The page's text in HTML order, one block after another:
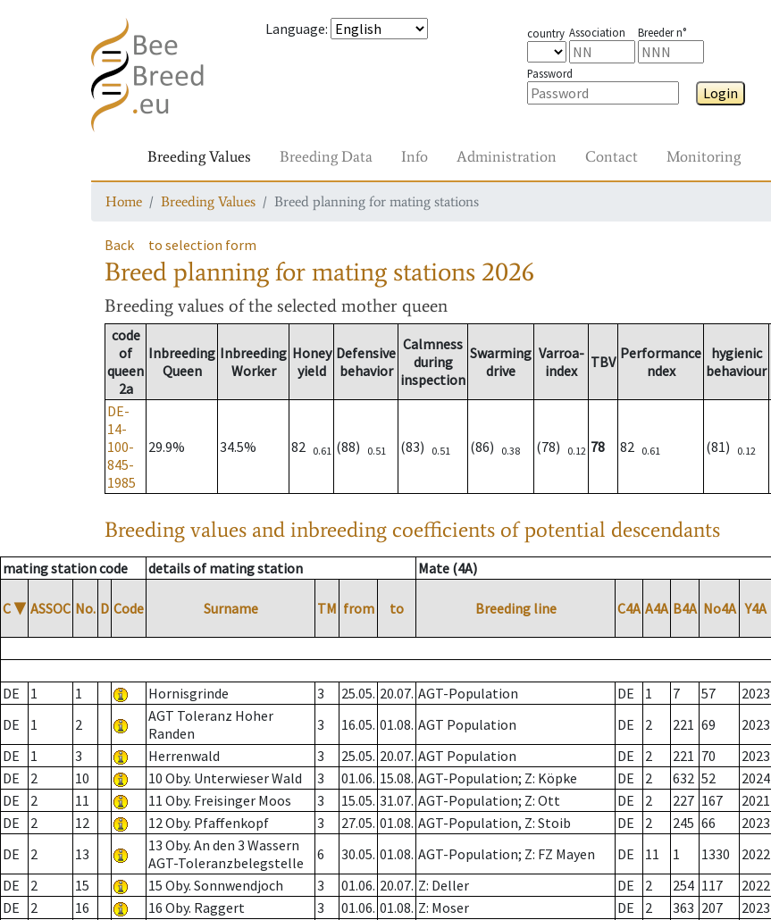
Language: country Association Breeder n°
Password
Login
Breeding Values Breeding Data Info Administration Contact Monitoring
Home Breeding Values Breed planning for mating stations
Back to selection form
Breed planning for mating stations 2026
Breeding values of the selected mother queen
code
of
queen
2a
Inbreeding
Queen
Inbreeding
Worker
Honey
yield
Defensive
behavior
Calmness
during
inspection
Swarming
drive
Varroa-
index
TBV Performance
ndex
hygienic
behaviour
DE-
14-
100-
845-
1985
29.9% 34.5% 82 0.61 (88) 0.51 (83) 0.51 (86) 0.38 (78) 0.12 78 82 0.61 (81) 0.12
Breeding values and inbreeding coefficients of potential descendants
mating station code details of mating station Mate (4A)
C ▼ ASSOC No. D Code Surname TM from to Breeding line C4A A4A B4A No4A Y4A
DE
1 1 Hornisgrinde 3 25.05. 20.07. AGT-Population DE 1 7 57 2023
DE
1 2
AGT Toleranz Hoher
Randen
3 16.05. 01.08. AGT Population DE 2 221 69 2023
DE
1 3 Herrenwald 3 25.05. 20.07. AGT Population DE 2 221 70 2023
DE
2 10 10 Oby. Unterwieser Wald 3 01.06. 15.08. AGT-Population; Z: Köpke DE 2 632 52 2024
DE
2 11 11 Oby. Freisinger Moos 3 15.05. 31.07. AGT-Population; Z: Ott DE 2 227 167 2021
DE
2 12 12 Oby. Pfaffenkopf 3 27.05. 01.08. AGT-Population, Z: Stoib DE 2 245 66 2023
DE
2 13
13 Oby. An den 3 Wassern
AGT-Toleranzbelegstelle
6 30.05. 01.08. AGT-Population; Z: FZ Mayen DE 11 1 1330 2022
DE
2 15 15 Oby. Sonnwendjoch 3 01.06. 20.07. Z: Deller DE 2 254 117 2022
DE
2 16 16 Oby. Raggert 3 01.06. 01.08. Z: Moser DE 2 363 207 2023